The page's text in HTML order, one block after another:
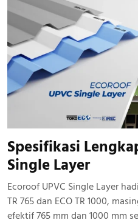
Spesifikasi
Single Layer
Ecoroof UPVC Single Layer
TR 765 dan ECO TR 1000,
efektif 765 mm dan 1000 mm